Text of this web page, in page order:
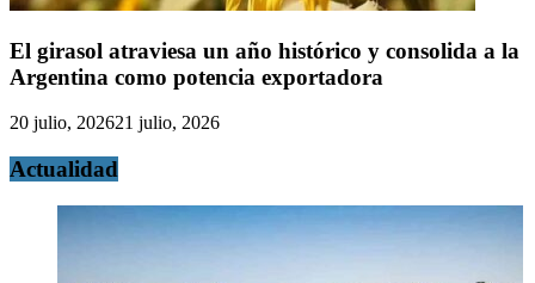
El girasol atraviesa un año histórico y consolida a la
Argentina como potencia exportadora
20 julio, 202621 julio, 2026
Actualidad